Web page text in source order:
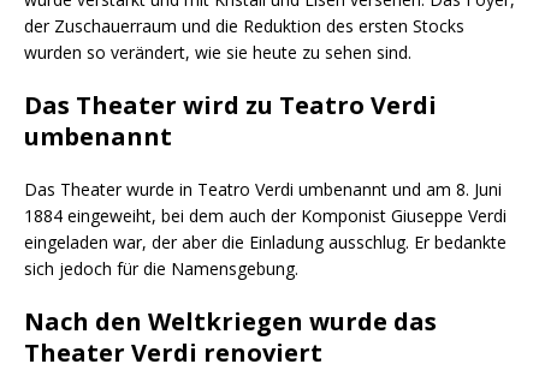
der Zuschauerraum und die Reduktion des ersten Stocks
wurden so verändert, wie sie heute zu sehen sind.
Das Theater wird zu Teatro Verdi
umbenannt
Das Theater wurde in Teatro Verdi umbenannt und am 8. Juni
1884 eingeweiht, bei dem auch der Komponist Giuseppe Verdi
eingeladen war, der aber die Einladung ausschlug. Er bedankte
sich jedoch für die Namensgebung.
Nach den Weltkriegen wurde das
Theater Verdi renoviert